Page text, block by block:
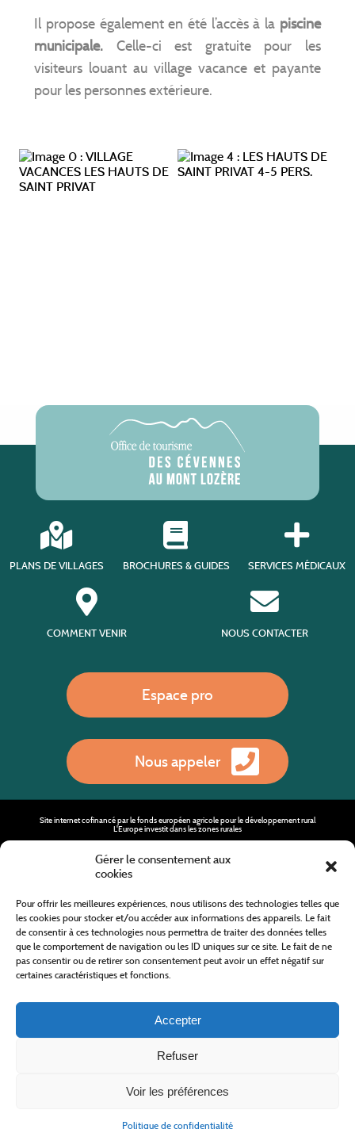
Gérer le consentement aux
cookies
Pour offrir les meilleures expériences, nous utilisons des technologies telles que
les cookies pour stocker et/ou accéder aux informations des appareils. Le fait
de consentir à ces technologies nous permettra de traiter des données telles
que le comportement de navigation ou les ID uniques sur ce site. Le fait de ne
pas consentir ou de retirer son consentement peut avoir un effet négatif sur
certaines caractéristiques et fonctions.
Accepter
Refuser
Voir les préférences
Politique de confidentialité
Il propose également en été l’accès à la piscine
municipale. Celle-ci est gratuite pour les
visiteurs louant au village vacance et payante
pour les personnes extérieure.
PLANS DE VILLAGES BROCHURES & GUIDES SERVICES MÉDICAUX
COMMENT VENIR NOUS CONTACTER
Espace pro
Nous appeler
Site internet cofinancé par le fonds européen agricole pour le développement rural
L'Europe investit dans les zones rurales
Tous droits réservésOffice de Tourisme des Cévennes au Mont Lozère2019/2026 -Mentions légales
Politique de confidentialité
- Plan du site - Nous contacter
Conception & réalisationAFA-Multimédia-Lozère